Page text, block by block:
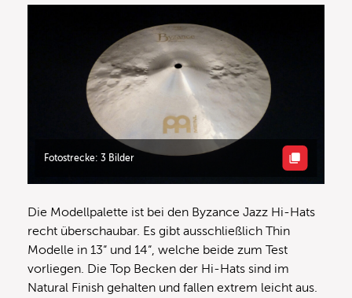
Fotostrecke: 3 Bilder
Die Modellpalette ist bei den Byzance Jazz Hi-Hats
recht überschaubar. Es gibt ausschließlich Thin
Modelle in 13“ und 14“, welche beide zum Test
vorliegen. Die Top Becken der Hi-Hats sind im
Natural Finish gehalten und fallen extrem leicht aus.